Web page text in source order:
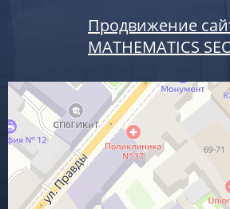
Продвижение
MATHEMATICS